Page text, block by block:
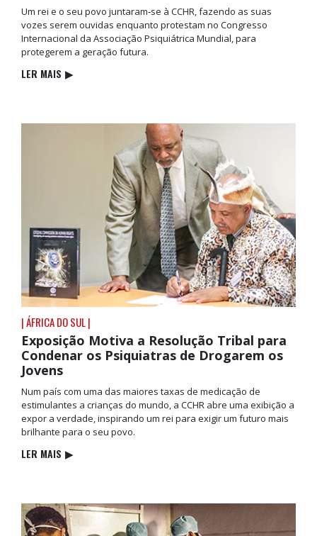
Um rei e o seu povo juntaram‑se à CCHR, fazendo as suas
vozes serem ouvidas enquanto protestam no Congresso
Internacional da Associação Psiquiátrica Mundial, para
protegerem a geração futura.
LER MAIS ▶
| ÁFRICA DO SUL |
Exposição Motiva a Resolução Tribal para
Condenar os Psiquiatras de Drogarem os
Jovens
Num país com uma das maiores taxas de medicação de
estimulantes a crianças do mundo, a CCHR abre uma exibição a
expor a verdade, inspirando um rei para exigir um futuro mais
brilhante para o seu povo.
LER MAIS ▶